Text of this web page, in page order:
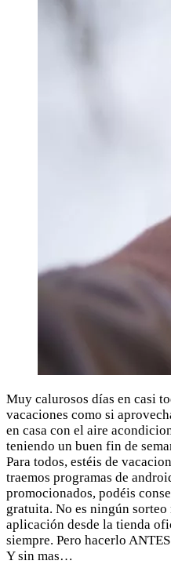
Muy calurosos días en casi
vacaciones como si
en casa con el aire
teniendo un buen fin de
Para todos, estéis de
traemos programas de
promocionados, podéis
gratuita. No es ningún
aplicación desde la tienda
siempre. Pero hacerlo
Y sin mas…